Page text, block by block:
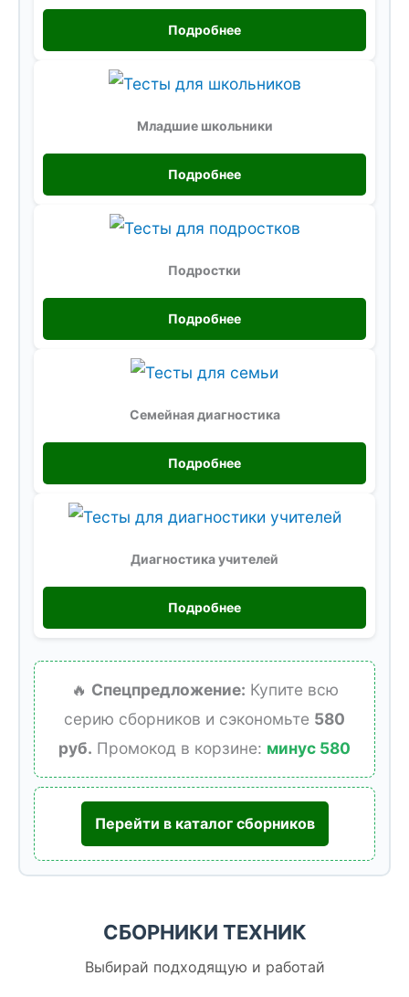
Подробнее
Младшие школьники
Подробнее
Подростки
Подробнее
Семейная диагностика
Подробнее
Диагностика учителей
Подробнее
🔥 Спецпредложение: Купите всю
серию сборников и сэкономьте 580
руб. Промокод в корзине: минус 580
Перейти в каталог сборников
СБОРНИКИ ТЕХНИК
Выбирай подходящую и работай